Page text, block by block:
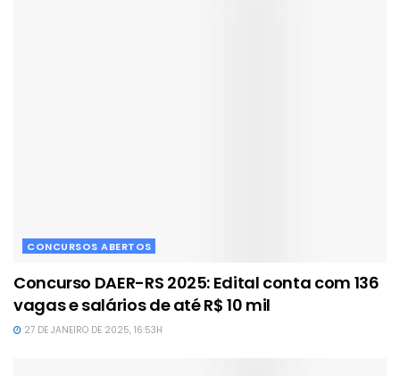
CONCURSOS ABERTOS
Concurso DAER-RS 2025: Edital conta com 136
vagas e salários de até R$ 10 mil
27 DE JANEIRO DE 2025, 16:53H